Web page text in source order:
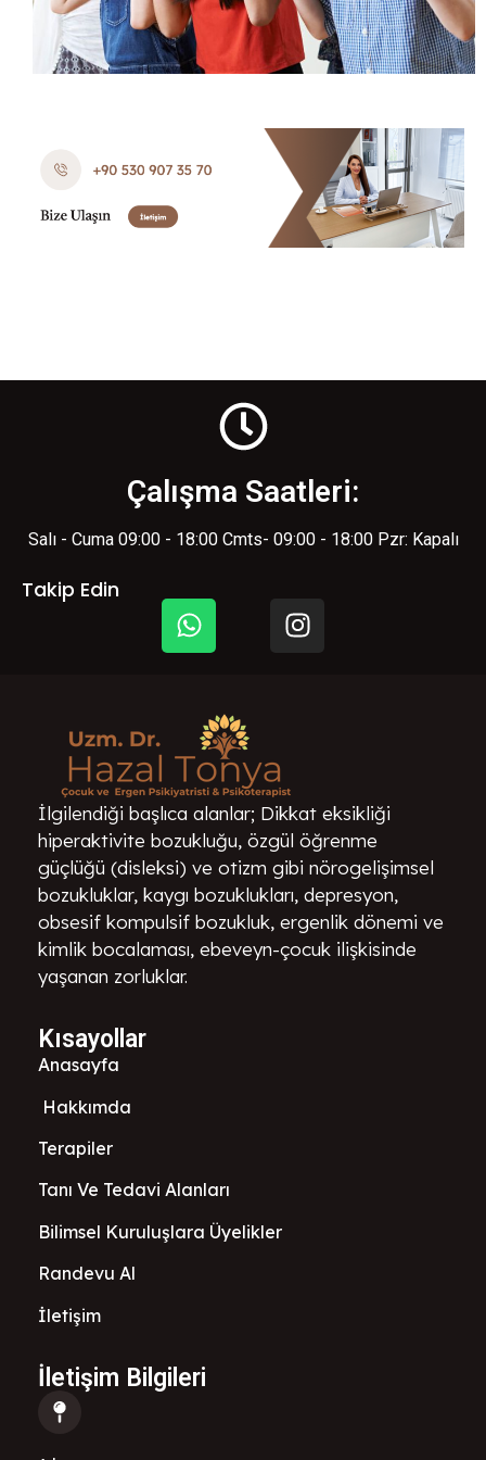
Çalışma Saatleri:
Salı - Cuma 09:00 - 18:00 Cmts- 09:00 - 18:00 Pzr: Kapalı
Takip Edin
İlgilendiği başlıca alanlar; Dikkat eksikliği
hiperaktivite bozukluğu, özgül öğrenme
güçlüğü (disleksi) ve otizm gibi nörogelişimsel
bozukluklar, kaygı bozuklukları, depresyon,
obsesif kompulsif bozukluk, ergenlik dönemi ve
kimlik bocalaması, ebeveyn-çocuk ilişkisinde
yaşanan zorluklar.
Kısayollar
Anasayfa
Hakkımda
Terapiler
Tanı Ve Tedavi Alanları
Bilimsel Kuruluşlara Üyelikler
Randevu Al
İletişim
İletişim Bilgileri